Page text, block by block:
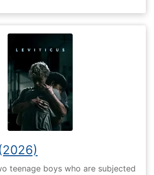
teenage boys who are subjected